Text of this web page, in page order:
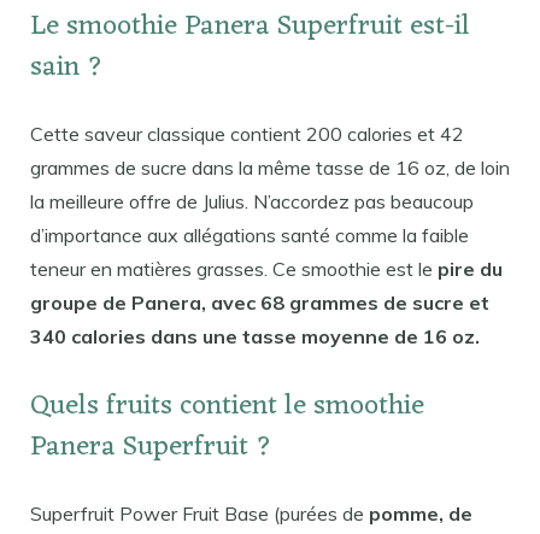
Le smoothie Panera Superfruit est-il
sain ?
Cette saveur classique contient 200 calories et 42
grammes de sucre dans la même tasse de 16 oz, de loin
la meilleure offre de Julius. N’accordez pas beaucoup
d’importance aux allégations santé comme la faible
teneur en matières grasses. Ce smoothie est le pire du
groupe de Panera, avec 68 grammes de sucre et
340 calories dans une tasse moyenne de 16 oz.
Quels fruits contient le smoothie
Panera Superfruit ?
Superfruit Power Fruit Base (purées de pomme, de